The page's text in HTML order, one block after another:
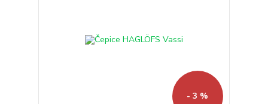
- 3 %